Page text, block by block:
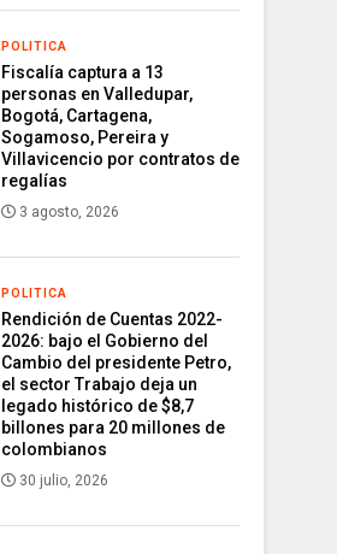
POLITICA
Fiscalía captura a 13
personas en Valledupar,
Bogotá, Cartagena,
Sogamoso, Pereira y
Villavicencio por contratos de
regalías
3 agosto, 2026
POLITICA
Rendición de Cuentas 2022-
2026: bajo el Gobierno del
Cambio del presidente Petro,
el sector Trabajo deja un
legado histórico de $8,7
billones para 20 millones de
colombianos
30 julio, 2026